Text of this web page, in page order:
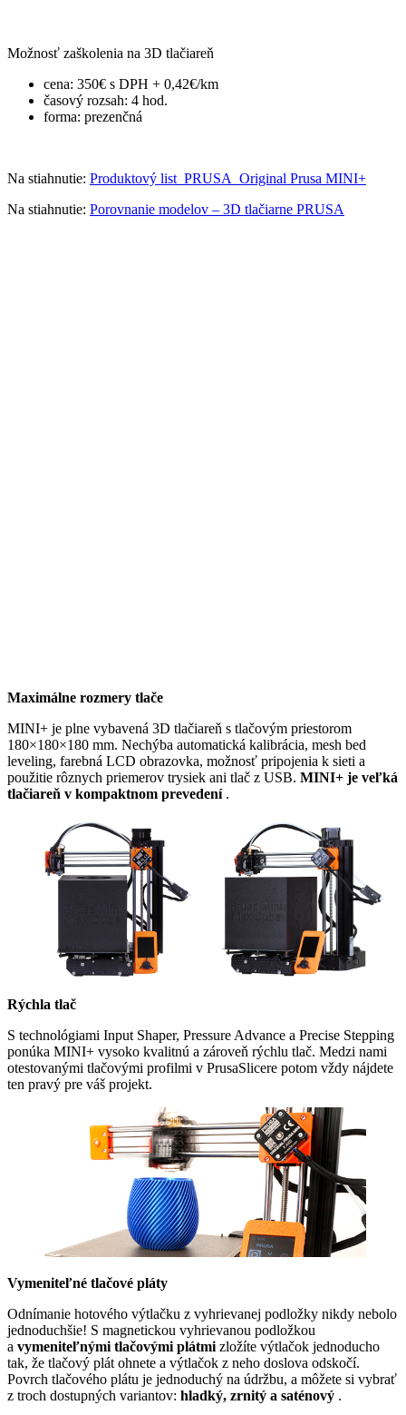
Možnosť zaškolenia na 3D tlačiareň
cena: 350€ s DPH + 0,42€/km
časový rozsah: 4 hod.
forma: prezenčná
Na stiahnutie: Produktový list_PRUSA_Original Prusa MINI+
Na stiahnutie: Porovnanie modelov – 3D tlačiarne PRUSA
Maximálne rozmery tlače
MINI+ je plne vybavená 3D tlačiareň s tlačovým priestorom
180×180×180 mm. Nechýba automatická kalibrácia, mesh bed
leveling, farebná LCD obrazovka, možnosť pripojenia k sieti a
použitie rôznych priemerov trysiek ani tlač z USB. MINI+ je veľká
tlačiareň v kompaktnom prevedení.
Rýchla tlač
S technológiami Input Shaper, Pressure Advance a Precise Stepping
ponúka MINI+ vysoko kvalitnú a zároveň rýchlu tlač. Medzi nami
otestovanými tlačovými profilmi v PrusaSlicere potom vždy nájdete
ten pravý pre váš projekt.
Vymeniteľné tlačové pláty
Odnímanie hotového výtlačku z vyhrievanej podložky nikdy nebolo
jednoduchšie! S magnetickou vyhrievanou podložkou
a vymeniteľnými tlačovými plátmi zložíte výtlačok jednoducho
tak, že tlačový plát ohnete a výtlačok z neho doslova odskočí.
Povrch tlačového plátu je jednoduchý na údržbu, a môžete si vybrať
z troch dostupných variantov: hladký, zrnitý a saténový .